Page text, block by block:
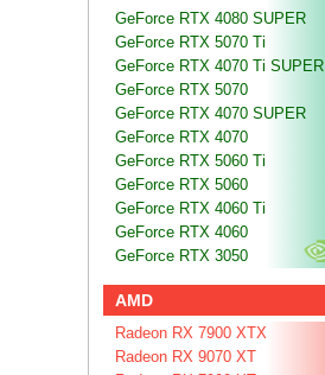
GeForce RTX 4080 SUPER
GeForce RTX 5070 Ti
GeForce RTX 4070 Ti SUPER
GeForce RTX 5070
GeForce RTX 4070 SUPER
GeForce RTX 4070
GeForce RTX 5060 Ti
GeForce RTX 5060
GeForce RTX 4060 Ti
GeForce RTX 4060
GeForce RTX 3050
AMD
Radeon RX 7900 XTX
Radeon RX 9070 XT